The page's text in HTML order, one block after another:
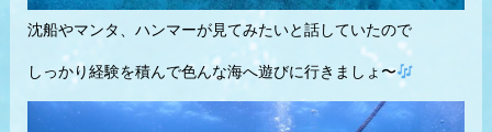
沈船やマンタ、ハンマーが見てみたいと話していたので
しっかり経験を積んで色んな海へ遊びに行きましょ〜